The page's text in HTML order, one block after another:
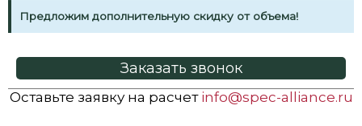
Предложим дополнительную скидку от объема!
Заказать звонок
Оставьте заявку на расчет info@spec-alliance.ru